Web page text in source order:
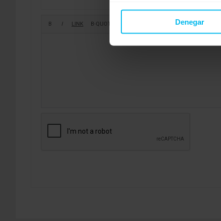
Denegar